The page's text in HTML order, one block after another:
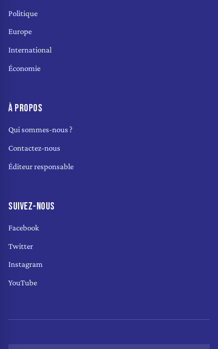
Politique
Europe
International
Économie
À PROPOS
Qui sommes-nous ?
Contactez-nous
Éditeur responsable
SUIVEZ-NOUS
Facebook
Twitter
Instagram
YouTube